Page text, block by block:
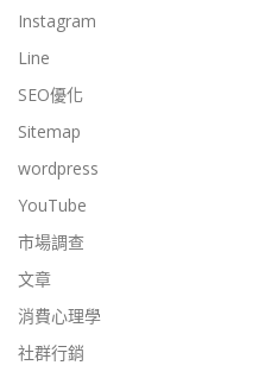
Instagram
Line
SEO優化
Sitemap
wordpress
YouTube
市場調查
文章
消費心理學
社群行銷